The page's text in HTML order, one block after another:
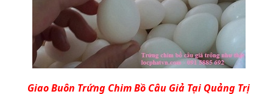
Giao Buôn Trứng Chim Bồ Câu Giả Tại Quảng Trị